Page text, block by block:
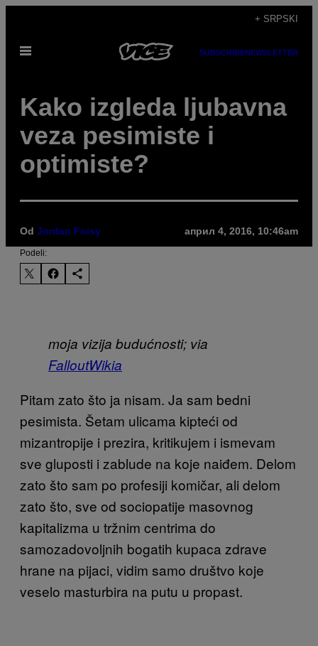
садржај
+ SRPSKI
Otvori
SUBSCRIBENEWSLETTER
​Kako izgleda ljubavna
veza pesimiste i
optimiste?
Od Jordan Foisy април 4, 2016, 10:46am
Podeli:
moja vizija budućnosti; via
FalloutWikia
Pitam zato što ja nisam. Ja sam bedni
pesimista. Šetam ulicama kipteći od
mizantropije i prezira, kritikujem i ismevam
sve gluposti i zablude na koje naiđem. Delom
zato što sam po profesiji komičar, ali delom
zato što, sve od sociopatije masovnog
kapitalizma u tržnim centrima do
samozadovoljnih bogatih kupaca zdrave
hrane na pijaci, vidim samo društvo koje
veselo masturbira na putu u propast.